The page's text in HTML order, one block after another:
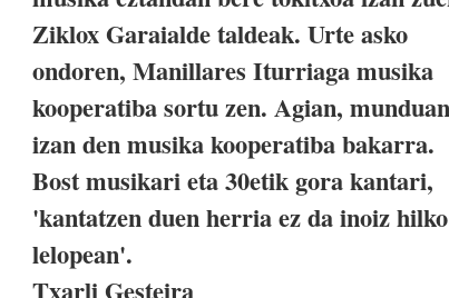
Ziklox Garaialde taldeak. Urte asko
ondoren, Manillares Iturriaga musika
kooperatiba sortu zen. Agian, munduan
izan den musika kooperatiba bakarra.
Bost musikari eta 30etik gora kantari,
'kantatzen duen herria ez da inoiz hilko
lelopean'.